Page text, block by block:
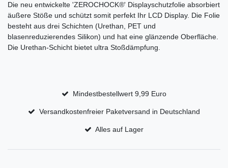
Die neu entwickelte 'ZEROCHOCK®' Displayschutzfolie absorbiert
äußere Stöße und schützt somit perfekt Ihr LCD Display. Die Folie
besteht aus drei Schichten (Urethan, PET und
blasenreduzierendes Silikon) und hat eine glänzende Oberfläche.
Die Urethan-Schicht bietet ultra Stoßdämpfung.
Mindestbestellwert 9,99 Euro
Versandkostenfreier Paketversand in Deutschland
Alles auf Lager